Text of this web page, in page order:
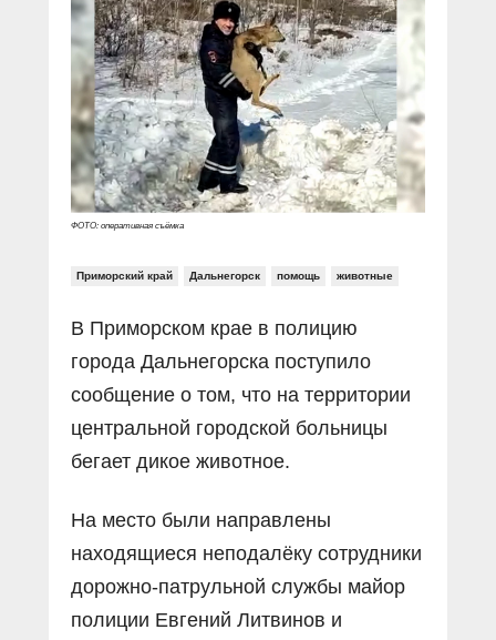
Социальные ролики
Документальные фильмы
Прямой разговор
В знании сила
Специальный репортаж
КиберПОСТОВОЙ
Газета «Щит и меч»
Журнал «Полиция России»
О ПОРТАЛЕ
Контакты
Вакансии
ФОТО: оперативная съёмка
Приморский край Дальнегорск помощь животные
В Приморском крае в полицию
города Дальнегорска поступило
сообщение о том, что на территории
центральной городской больницы
бегает дикое животное.
На место были направлены
находящиеся неподалёку сотрудники
дорожно-патрульной службы майор
полиции Евгений Литвинов и